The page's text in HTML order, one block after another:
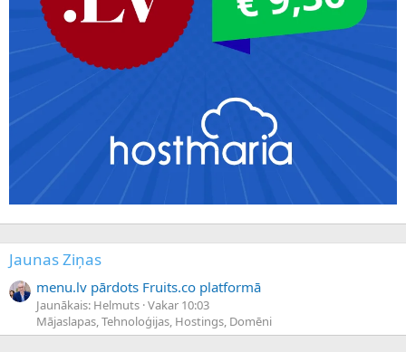
Jaunas Ziņas
menu.lv pārdots Fruits.co platformā
Jaunākais: Helmuts Vakar 10:03
Mājaslapas, Tehnoloģijas, Hostings, Domēni